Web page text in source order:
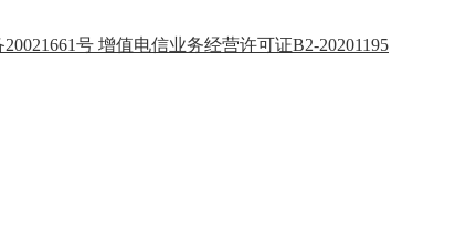
20021661号 增值电信业务经营许可证B2-20201195